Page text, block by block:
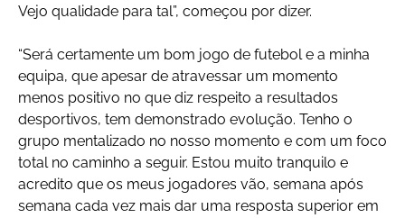
Vejo qualidade para tal”, começou por dizer.
“Será certamente um bom jogo de futebol e a minha
equipa, que apesar de atravessar um momento
menos positivo no que diz respeito a resultados
desportivos, tem demonstrado evolução. Tenho o
grupo mentalizado no nosso momento e com um foco
total no caminho a seguir. Estou muito tranquilo e
acredito que os meus jogadores vão, semana após
semana cada vez mais dar uma resposta superior em